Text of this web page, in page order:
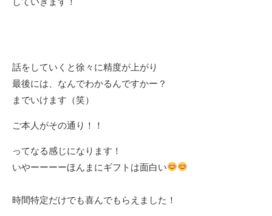
話をしていくと徐々に精度が上がり
最後には、なんでわかるんですかー？
までいけます（笑）
ご本人がその通り！！
ってなる感じになります！
いやーーーーほんまにギフトは面白い
時間特定だけでも喜んでもらえました！